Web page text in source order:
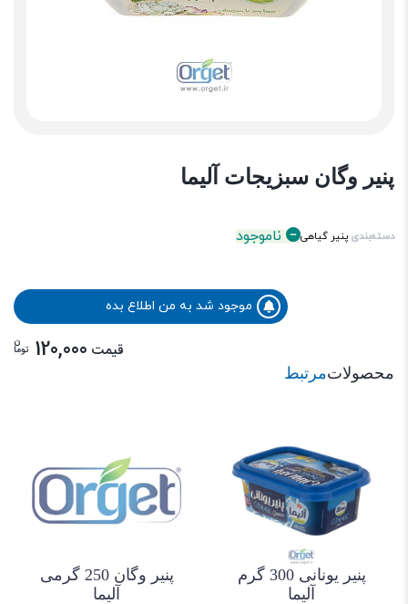
پنیر وگان سبزیجات آلیما
دسته‌بندی پنیر گیاهی ناموجود
موجود شد به من اطلاع بده
قیمت 120,000 توما
ن
محصولاتمرتبط
پنیر وگان 250 گرمی
آلیما
پنیر یونانی 300 گرم
آلیما